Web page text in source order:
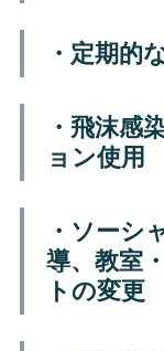
・定期的
・飛沫感
ョン使用
・ソーシ
導、教室
トの変更